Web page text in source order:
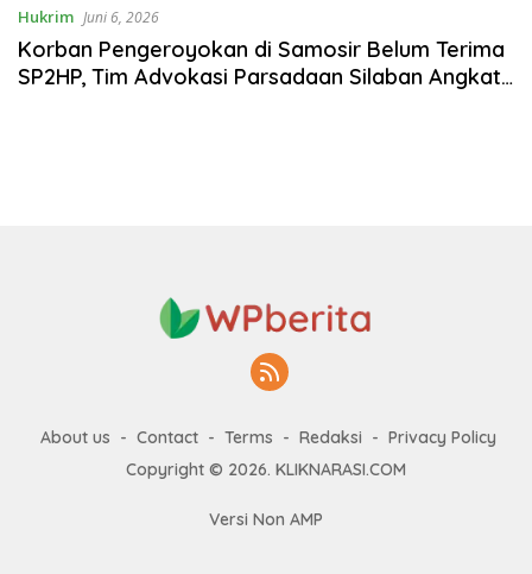
Hukrim Juni 6, 2026
Korban Pengeroyokan di Samosir Belum Terima
SP2HP, Tim Advokasi Parsadaan Silaban Angkat
About us Contact Terms Redaksi
Privacy Policy
Copyright © 2026. KLIKNARASI.COM
Versi Non AMP